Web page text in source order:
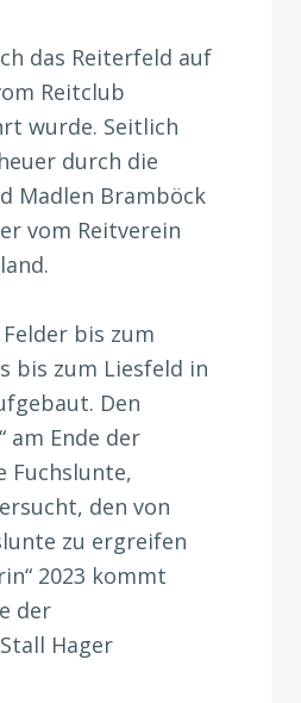
das Reiterfeld auf
Reitclub
wurde. Seitlich
durch die
Madlen Bramböck
vom Reitverein
bis zum
bis zum Liesfeld in
Den
am Ende der
Fuchslunte,
den von
zu ergreifen
2023 kommt
der
Hager